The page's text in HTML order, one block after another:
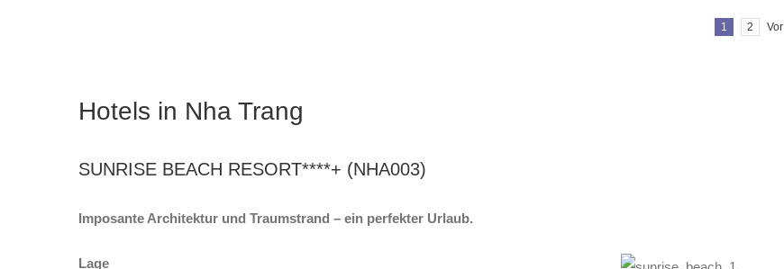
1 2 Vor
Hotels in Nha Trang
SUNRISE BEACH RESORT****+ (NHA003)
Imposante Architektur und Traumstrand – ein perfekter Urlaub.
Lage